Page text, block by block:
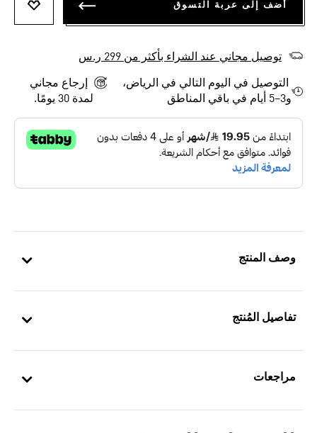
وصف المنتج
تفاصيل المُنتج
مراجعات
أضف إلى عربة التسوق
توصيل مجاني عند الشراء بأكثر من 299 ر.س
التوصيل في اليوم التالي في الرياض،
و3–5 أيام في باقي المناطق
إرجاع مجاني
لمدة 30 يومًا.